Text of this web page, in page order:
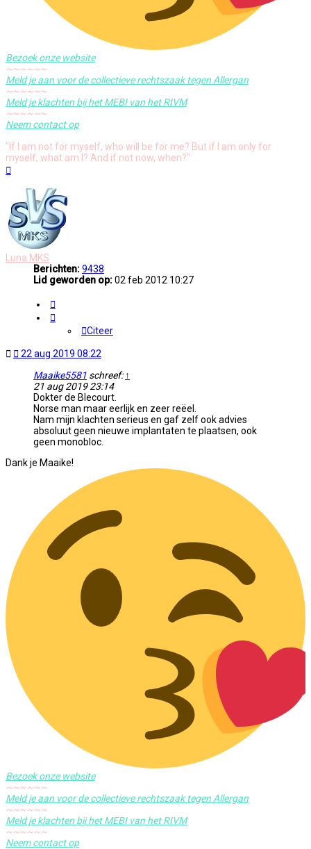
Bezoek onze website
~~~~~~
Meld je aan voor de collectieve rechtszaak tegen Allergan
~~~~~~
Meld je klachten bij het MEBI van het RIVM
~~~~~~
Neem contact op
"If I am not for myself, who will be for me? But if I am only for
myself, what am I? And if not now, when?"
Luna MKS
Berichten:9438
Lid geworden op:02 feb 2012 10:27
Citeer
Ongelezen
22 aug 2019 08:22
Maaike5581 schreef: ↑
21 aug 2019 23:14
Dokter de Blecourt.
Norse man maar eerlijk en zeer reëel.
Nam mijn klachten serieus en gaf zelf ook advies
absoluut geen nieuwe implantaten te plaatsen, ook
geen monobloc.
Dank je Maaike!
Bezoek onze website
~~~~~~
Meld je aan voor de collectieve rechtszaak tegen Allergan
~~~~~~
Meld je klachten bij het MEBI van het RIVM
~~~~~~
Neem contact op